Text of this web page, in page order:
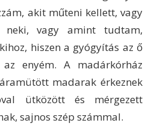
akit műteni kellett, vagy
neki, vagy amint tudtam,
hiszen a gyógyítás az ő
enyém. A madárkórház
madarak érkeznek
ütközött és mérgezett
sajnos szép számmal.